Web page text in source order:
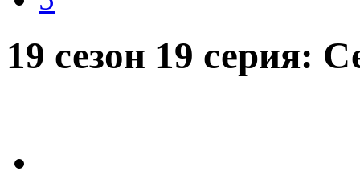
19 сезон 19 серия: